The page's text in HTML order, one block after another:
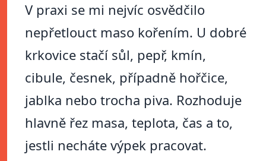
V praxi se mi nejvíc osvědčilo
nepřetlouct maso kořením. U dobré
krkovice stačí sůl, pepř, kmín,
cibule, česnek, případně hořčice,
jablka nebo trocha piva. Rozhoduje
hlavně řez masa, teplota, čas a to,
jestli necháte výpek pracovat.